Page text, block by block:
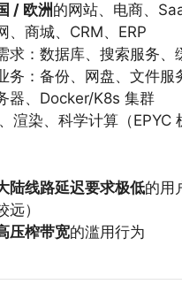
/ 欧洲的网站、电商、
、商城、CRM、ERP
求：数据库、搜索服务、
务：备份、网盘、文件服
器、Docker/K8s 集群
渲染、科学计算（EPYC
陆线路延迟要求极低的用
远）
压榨带宽的滥用行为